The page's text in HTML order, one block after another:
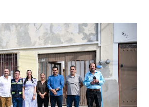
de lo que deberías saber. Pero incluso
relaciones sexuales no son expertos
Siempre hay algo nuevo que
que conocer. Si eres una
relaciones sexuales, tal vez
será increíble y no puedas esperar para